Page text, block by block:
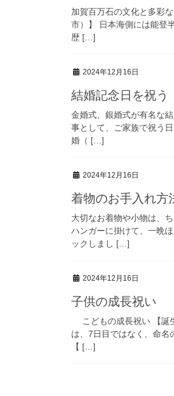
加賀百万石の文化と多彩
市）】 日本海側には能登
歴 […]
2024年12月16日
結婚記念日を祝う
金婚式、銀婚式が有名な
事として、ご家族で祝う
婚（ […]
2024年12月16日
着物のお手入れ方
大切なお着物や小物は、
ハンガーに掛けて、一晩
ックしまし […]
2024年12月16日
子供の成長祝い
こどもの成長祝い 【誕
は、7日目ではなく、命名
【 […]